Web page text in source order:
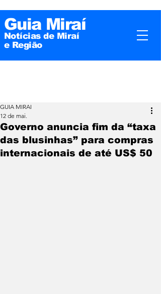
Guia Miraí
Notícias de Miraí
e Região
Governo anuncia fim da “taxa
das blusinhas” para compras
internacionais de até US$ 50
GUIA MIRAI
12 de mai.